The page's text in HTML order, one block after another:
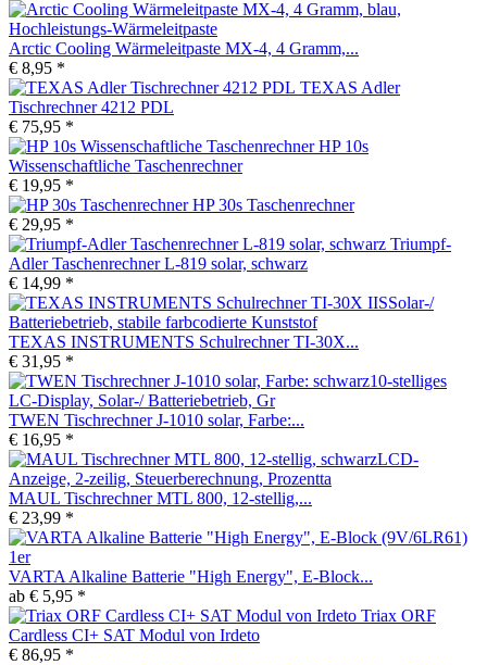
Arctic Cooling Wärmeleitpaste MX-4, 4 Gramm,...
€ 8,95 *
TEXAS Adler
Tischrechner 4212 PDL
€ 75,95 *
HP 10s
Wissenschaftliche Taschenrechner
€ 19,95 *
HP 30s Taschenrechner
€ 29,95 *
Triumpf-
Adler Taschenrechner L-819 solar, schwarz
€ 14,99 *
TEXAS INSTRUMENTS Schulrechner TI-30X...
€ 31,95 *
TWEN Tischrechner J-1010 solar, Farbe:...
€ 16,95 *
MAUL Tischrechner MTL 800, 12-stellig,...
€ 23,99 *
VARTA Alkaline Batterie "High Energy", E-Block...
ab € 5,95 *
Triax ORF
Cardless CI+ SAT Modul von Irdeto
€ 86,95 *